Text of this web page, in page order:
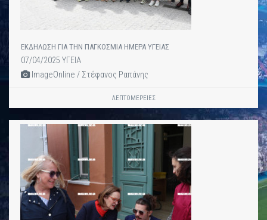
ΕΚΔΗΛΩΣΗ ΓΙΑ ΤΗΝ ΠΑΓΚΟΣΜΙΑ ΗΜΕΡΑ ΥΓΕΙΑΣ
07/04/2025 ΥΓΕΙΑ
ImageOnline / Στέφανος Ραπάνης
ΛΕΠΤΟΜΈΡΕΙΕΣ